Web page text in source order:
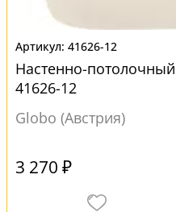
41626-12
Настенно-потолочный
41626-12
Globo (Австрия)
3 270 ₽